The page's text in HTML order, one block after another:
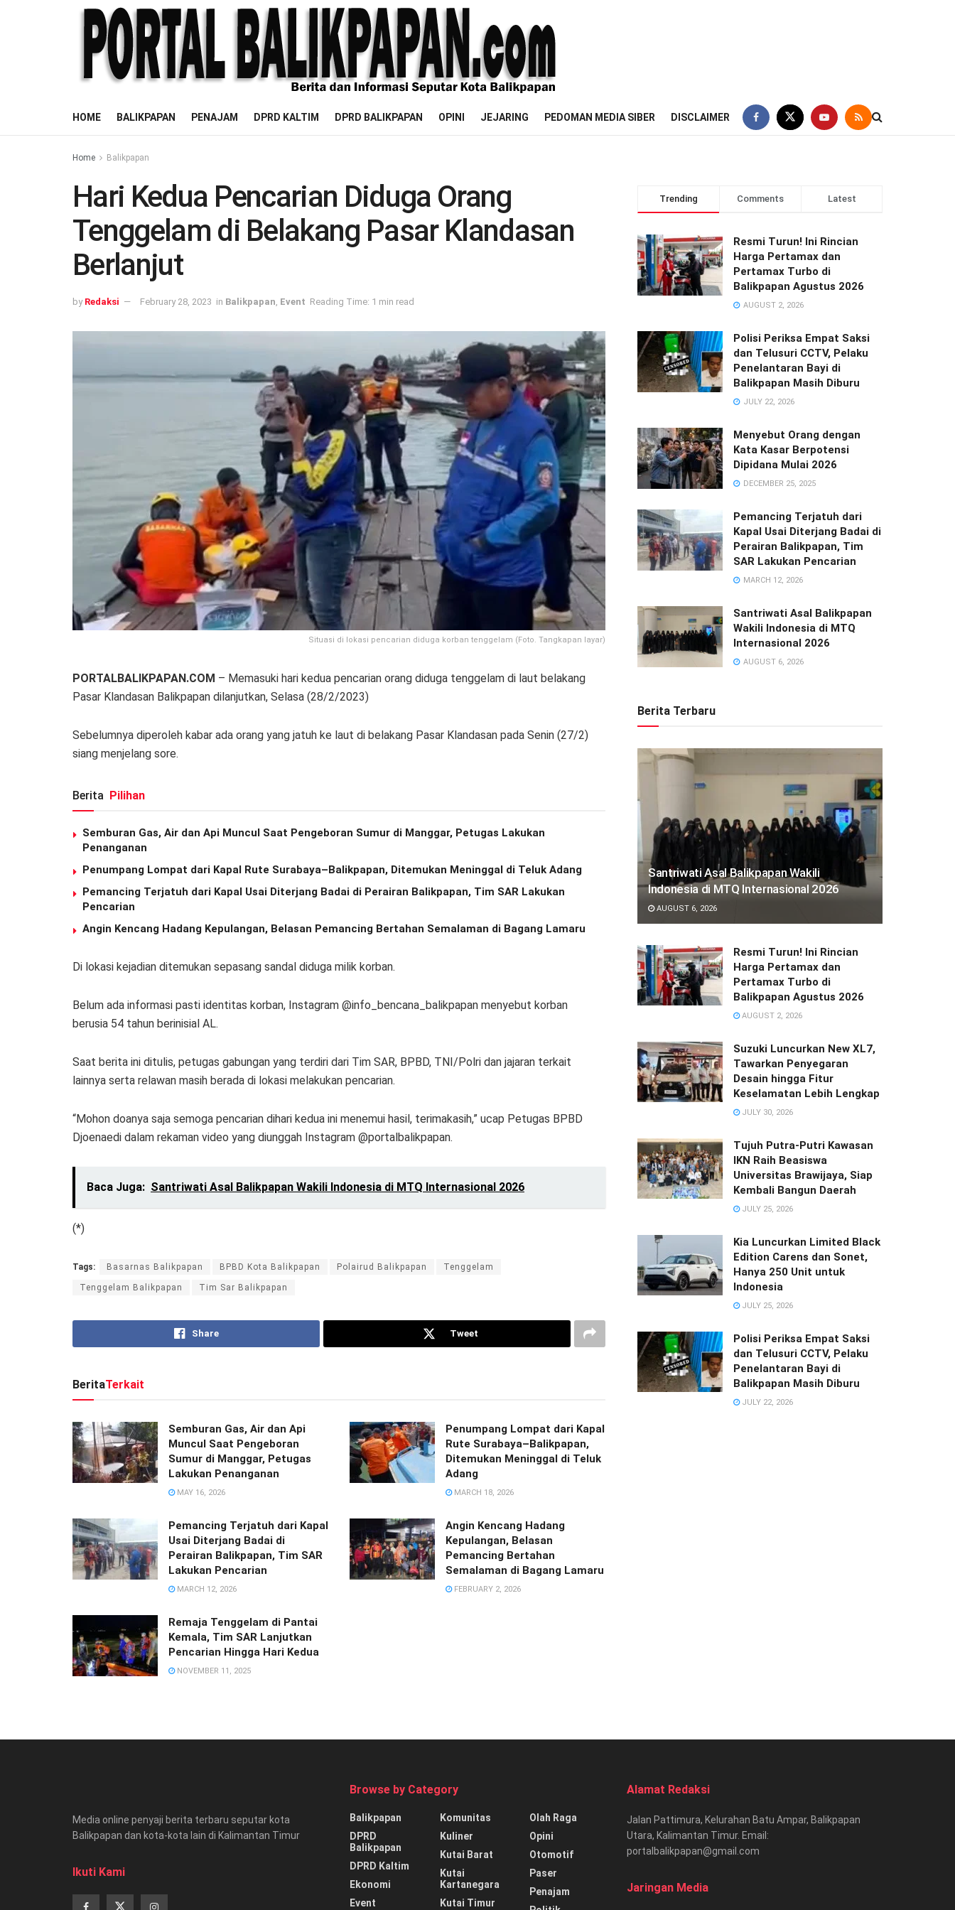
HOME BALIKPAPAN PENAJAM DPRD KALTIM DPRD BALIKPAPAN OPINI JEJARING PEDOMAN MEDIA SIBER DISCLAIMER
Home Balikpapan
Hari Kedua Pencarian Diduga Orang
Tenggelam di Belakang Pasar Klandasan
Berlanjut
by Redaksi February 28, 2023 in Balikpapan Event Reading Time: 1 min read
Situasi di lokasi pencarian diduga korban tenggelam (Foto. Tangkapan layar)
PORTALBALIKPAPAN.COM – Memasuki hari kedua pencarian orang diduga tenggelam di laut belakang
Pasar Klandasan Balikpapan dilanjutkan, Selasa (28/2/2023)
Sebelumnya diperoleh kabar ada orang yang jatuh ke laut di belakang Pasar Klandasan pada Senin (27/2)
siang menjelang sore.
Berita Pilihan
Semburan Gas, Air dan Api Muncul Saat Pengeboran Sumur di Manggar, Petugas Lakukan
Penanganan
Penumpang Lompat dari Kapal Rute Surabaya–Balikpapan, Ditemukan Meninggal di Teluk Adang
Pemancing Terjatuh dari Kapal Usai Diterjang Badai di Perairan Balikpapan, Tim SAR Lakukan
Pencarian
Angin Kencang Hadang Kepulangan, Belasan Pemancing Bertahan Semalaman di Bagang Lamaru
Di lokasi kejadian ditemukan sepasang sandal diduga milik korban.
Belum ada informasi pasti identitas korban, Instagram @info_bencana_balikpapan menyebut korban
berusia 54 tahun berinisial AL.
Saat berita ini ditulis, petugas gabungan yang terdiri dari Tim SAR, BPBD, TNI/Polri dan jajaran terkait
lainnya serta relawan masih berada di lokasi melakukan pencarian.
“Mohon doanya saja semoga pencarian dihari kedua ini menemui hasil, terimakasih,” ucap Petugas BPBD
Djoenaedi dalam rekaman video yang diunggah Instagram @portalbalikpapan.
Baca Juga: Santriwati Asal Balikpapan Wakili Indonesia di MTQ Internasional 2026
(*)
Tags: Basarnas Balikpapan BPBD Kota Balikpapan Polairud Balikpapan Tenggelam
Tenggelam Balikpapan Tim Sar Balikpapan
Share Tweet
BeritaTerkait
Semburan Gas, Air dan Api
Muncul Saat Pengeboran
Sumur di Manggar, Petugas
Lakukan Penanganan
MAY 16, 2026
Penumpang Lompat dari Kapal
Rute Surabaya–Balikpapan,
Ditemukan Meninggal di Teluk
Adang
MARCH 18, 2026
Pemancing Terjatuh dari Kapal
Usai Diterjang Badai di
Perairan Balikpapan, Tim SAR
Lakukan Pencarian
MARCH 12, 2026
Angin Kencang Hadang
Kepulangan, Belasan
Pemancing Bertahan
Semalaman di Bagang Lamaru
FEBRUARY 2, 2026
Remaja Tenggelam di Pantai
Kemala, Tim SAR Lanjutkan
Pencarian Hingga Hari Kedua
NOVEMBER 11, 2025
Trending Comments Latest
Resmi Turun! Ini Rincian
Harga Pertamax dan
Pertamax Turbo di
Balikpapan Agustus 2026
AUGUST 2, 2026
Polisi Periksa Empat Saksi
dan Telusuri CCTV, Pelaku
Penelantaran Bayi di
Balikpapan Masih Diburu
JULY 22, 2026
Menyebut Orang dengan
Kata Kasar Berpotensi
Dipidana Mulai 2026
DECEMBER 25, 2025
Pemancing Terjatuh dari
Kapal Usai Diterjang Badai di
Perairan Balikpapan, Tim
SAR Lakukan Pencarian
MARCH 12, 2026
Santriwati Asal Balikpapan
Wakili Indonesia di MTQ
Internasional 2026
AUGUST 6, 2026
Berita Terbaru
Santriwati Asal Balikpapan Wakili
Indonesia di MTQ Internasional 2026
AUGUST 6, 2026
Resmi Turun! Ini Rincian
Harga Pertamax dan
Pertamax Turbo di
Balikpapan Agustus 2026
AUGUST 2, 2026
Suzuki Luncurkan New XL7,
Tawarkan Penyegaran
Desain hingga Fitur
Keselamatan Lebih Lengkap
JULY 30, 2026
Tujuh Putra-Putri Kawasan
IKN Raih Beasiswa
Universitas Brawijaya, Siap
Kembali Bangun Daerah
JULY 25, 2026
Kia Luncurkan Limited Black
Edition Carens dan Sonet,
Hanya 250 Unit untuk
Indonesia
JULY 25, 2026
Polisi Periksa Empat Saksi
dan Telusuri CCTV, Pelaku
Penelantaran Bayi di
Balikpapan Masih Diburu
JULY 22, 2026
Media online penyaji berita terbaru seputar kota
Balikpapan dan kota-kota lain di Kalimantan Timur
Ikuti Kami
Browse by Category
Balikpapan
DPRD
Balikpapan
DPRD Kaltim
Ekonomi
Event
Komunitas
Kuliner
Kutai Barat
Kutai
Kartanegara
Kutai Timur
Olah Raga
Opini
Otomotif
Paser
Penajam
Alamat Redaksi
Jalan Pattimura, Kelurahan Batu Ampar, Balikpapan
Utara, Kalimantan Timur. Email:
portalbalikpapan@gmail.com
Jaringan Media